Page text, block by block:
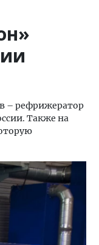
– рефрижератор
Также на